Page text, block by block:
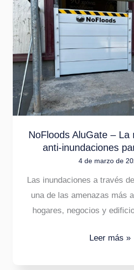
NoFloods AluGate – La
anti-inundaciones
4 de marzo de
Las inundaciones a través
una de las amenazas más
hogares, negocios y
–
La
mejor
barrera
inundaciones
para
puertas
Leer más »